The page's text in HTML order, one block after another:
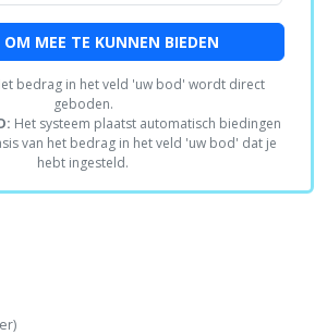
MEE TE KUNNEN BIEDEN
bedrag in het veld 'uw bod' wordt direct
geboden.
Het systeem plaatst automatisch biedingen
van het bedrag in het veld 'uw bod' dat je
hebt ingesteld.